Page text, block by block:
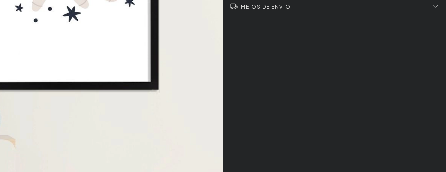
MEIOS DE ENVIO